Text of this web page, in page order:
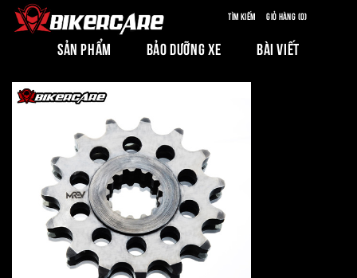
Tìm kiếm Giỏ hàng (0)
SẢN PHẨM BẢO DƯỠNG XE BÀI VIẾT